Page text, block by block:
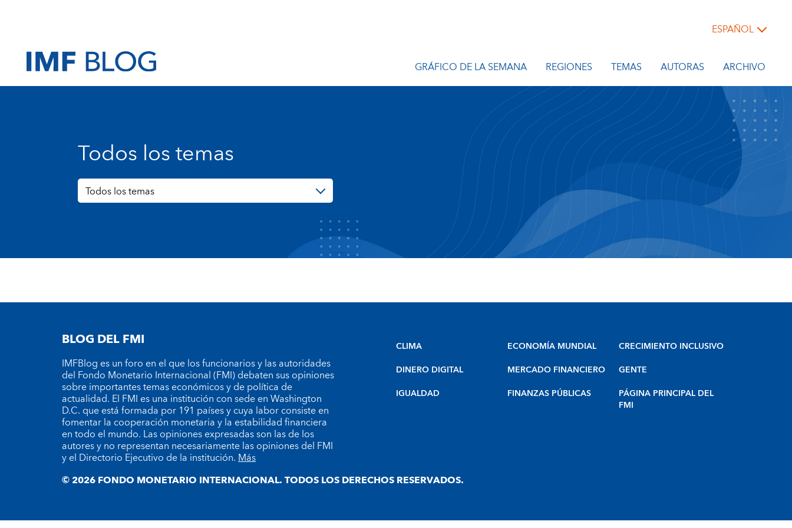
ESPAÑOL
GRÁFICO DE LA SEMANA REGIONES TEMAS AUTORAS ARCHIVO
Todos los temas
Todos los temas
BLOG DEL FMI
IMFBlog es un foro en el que los funcionarios y las autoridades
del Fondo Monetario Internacional (FMI) debaten sus opiniones
sobre importantes temas económicos y de política de
actualidad. El FMI es una institución con sede en Washington
D.C. que está formada por 191 países y cuya labor consiste en
fomentar la cooperación monetaria y la estabilidad financiera
en todo el mundo. Las opiniones expresadas son las de los
autores y no representan necesariamente las opiniones del FMI
y el Directorio Ejecutivo de la institución.Más
CLIMA
DINERO DIGITAL
IGUALDAD
ECONOMÍA MUNDIAL
MERCADO FINANCIERO
FINANZAS PÚBLICAS
CRECIMIENTO INCLUSIVO
GENTE
PÁGINA PRINCIPAL DEL
FMI
© 2026 FONDO MONETARIO INTERNACIONAL. TODOS LOS DERECHOS RESERVADOS.